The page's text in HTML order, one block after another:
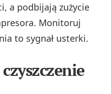
a podbijają zużycie
Monitoruj
to sygnał usterki.